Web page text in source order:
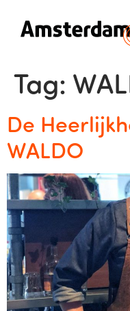
Tag:
De
WALDO